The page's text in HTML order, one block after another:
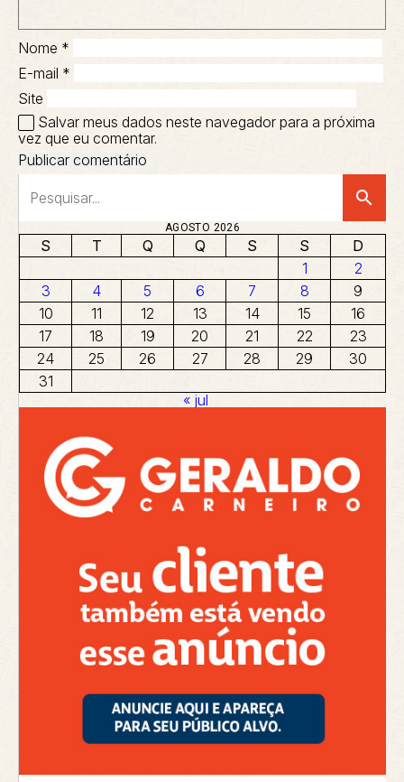
Nome *
E-mail *
Site
Salvar meus dados neste navegador para a próxima
vez que eu comentar.
search
AGOSTO 2026
S T Q Q S S
D
1
2
3
4 5 6 7 8
9
10
11 12 13 14 15
16
17
18 19 20 21 22
23
24
25 26 27 28 29
30
31
« jul